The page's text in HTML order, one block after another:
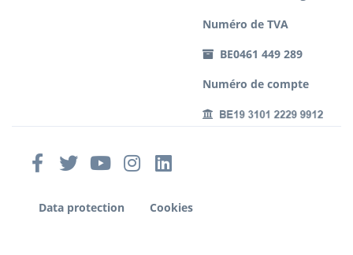
Numéro de TVA
BE0461 449 289
Numéro de compte
Data protection Cookies